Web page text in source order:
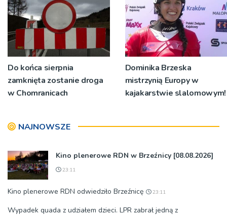
Do końca sierpnia
zamknięta zostanie droga
w Chomranicach
Dominika Brzeska
mistrzynią Europy w
kajakarstwie slalomowym!
NAJNOWSZE
Kino plenerowe RDN w Brzeźnicy [08.08.2026]
23:11
Kino plenerowe RDN odwiedziło Brzeźnicę 23:11
Wypadek quada z udziałem dzieci. LPR zabrał jedną z